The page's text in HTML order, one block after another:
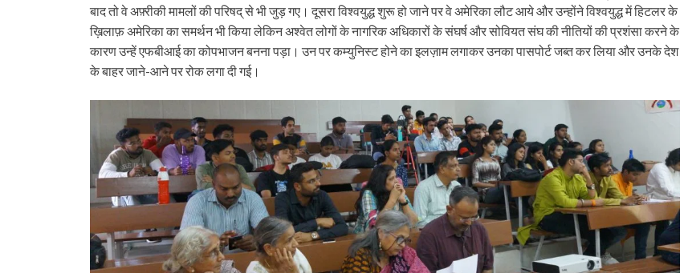
बाद तो वे अफ़्रीकी मामलों की परिषद् से भी जुड़ गए। दूसरा विश्वयुद्ध शुरू हो जाने पर वे अमेरिका लौट आये और उन्होंने विश्वयुद्ध में हिटलर के
ख़िलाफ़ अमेरिका का समर्थन भी किया लेकिन अश्वेत लोगों के नागरिक अधिकारों के संघर्ष और सोवियत संघ की नीतियों की प्रशंसा करने के
कारण उन्हें एफबीआई का कोपभाजन बनना पड़ा। उन पर कम्युनिस्ट होने का इलज़ाम लगाकर उनका पासपोर्ट जब्त कर लिया और उनके देश
के बाहर जाने-आने पर रोक लगा दी गई।